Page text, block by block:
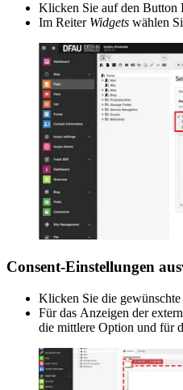
Klicken Sie auf den Button
Im Reiter Widgets wählen
Consent-Einstellungen
Klicken Sie die
Für das Anzeigen der
die mittlere Option und für